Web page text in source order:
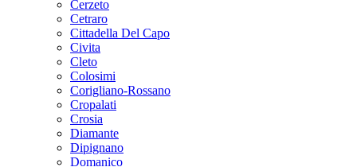
Cerzeto
Cetraro
Cittadella Del Capo
Civita
Cleto
Colosimi
Corigliano-Rossano
Cropalati
Crosia
Diamante
Dipignano
Domanico